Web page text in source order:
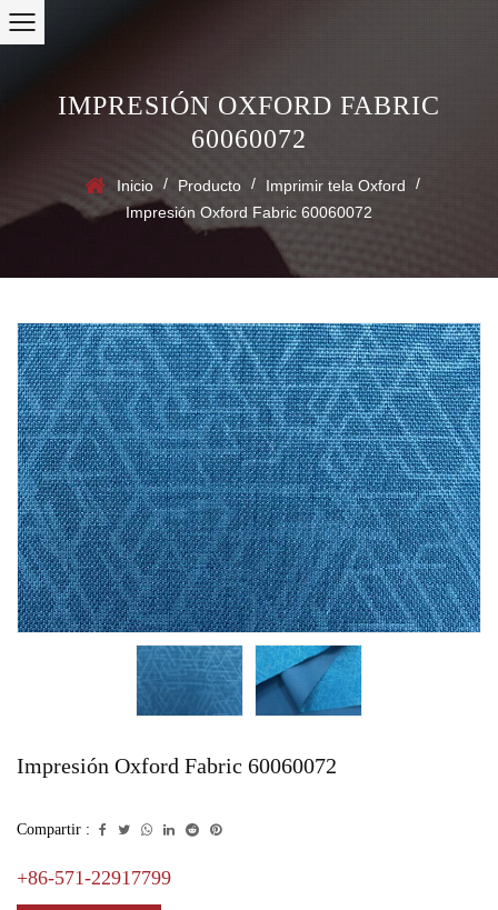
IMPRESIÓN OXFORD FABRIC
60060072
Inicio / Producto / Imprimir tela Oxford
/
Impresión Oxford Fabric 60060072
Impresión Oxford Fabric 60060072
Compartir :
+86-571-22917799